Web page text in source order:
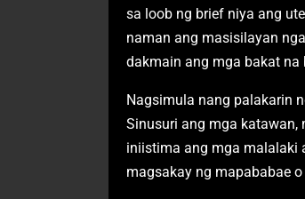
sa loob ng brief niya ang
naman ang masisilayan
dakmain ang mga bakat
Nagsimula nang palakarin
Sinusuri ang mga
iniistima ang mga malalaki
magsakay ng mapababae